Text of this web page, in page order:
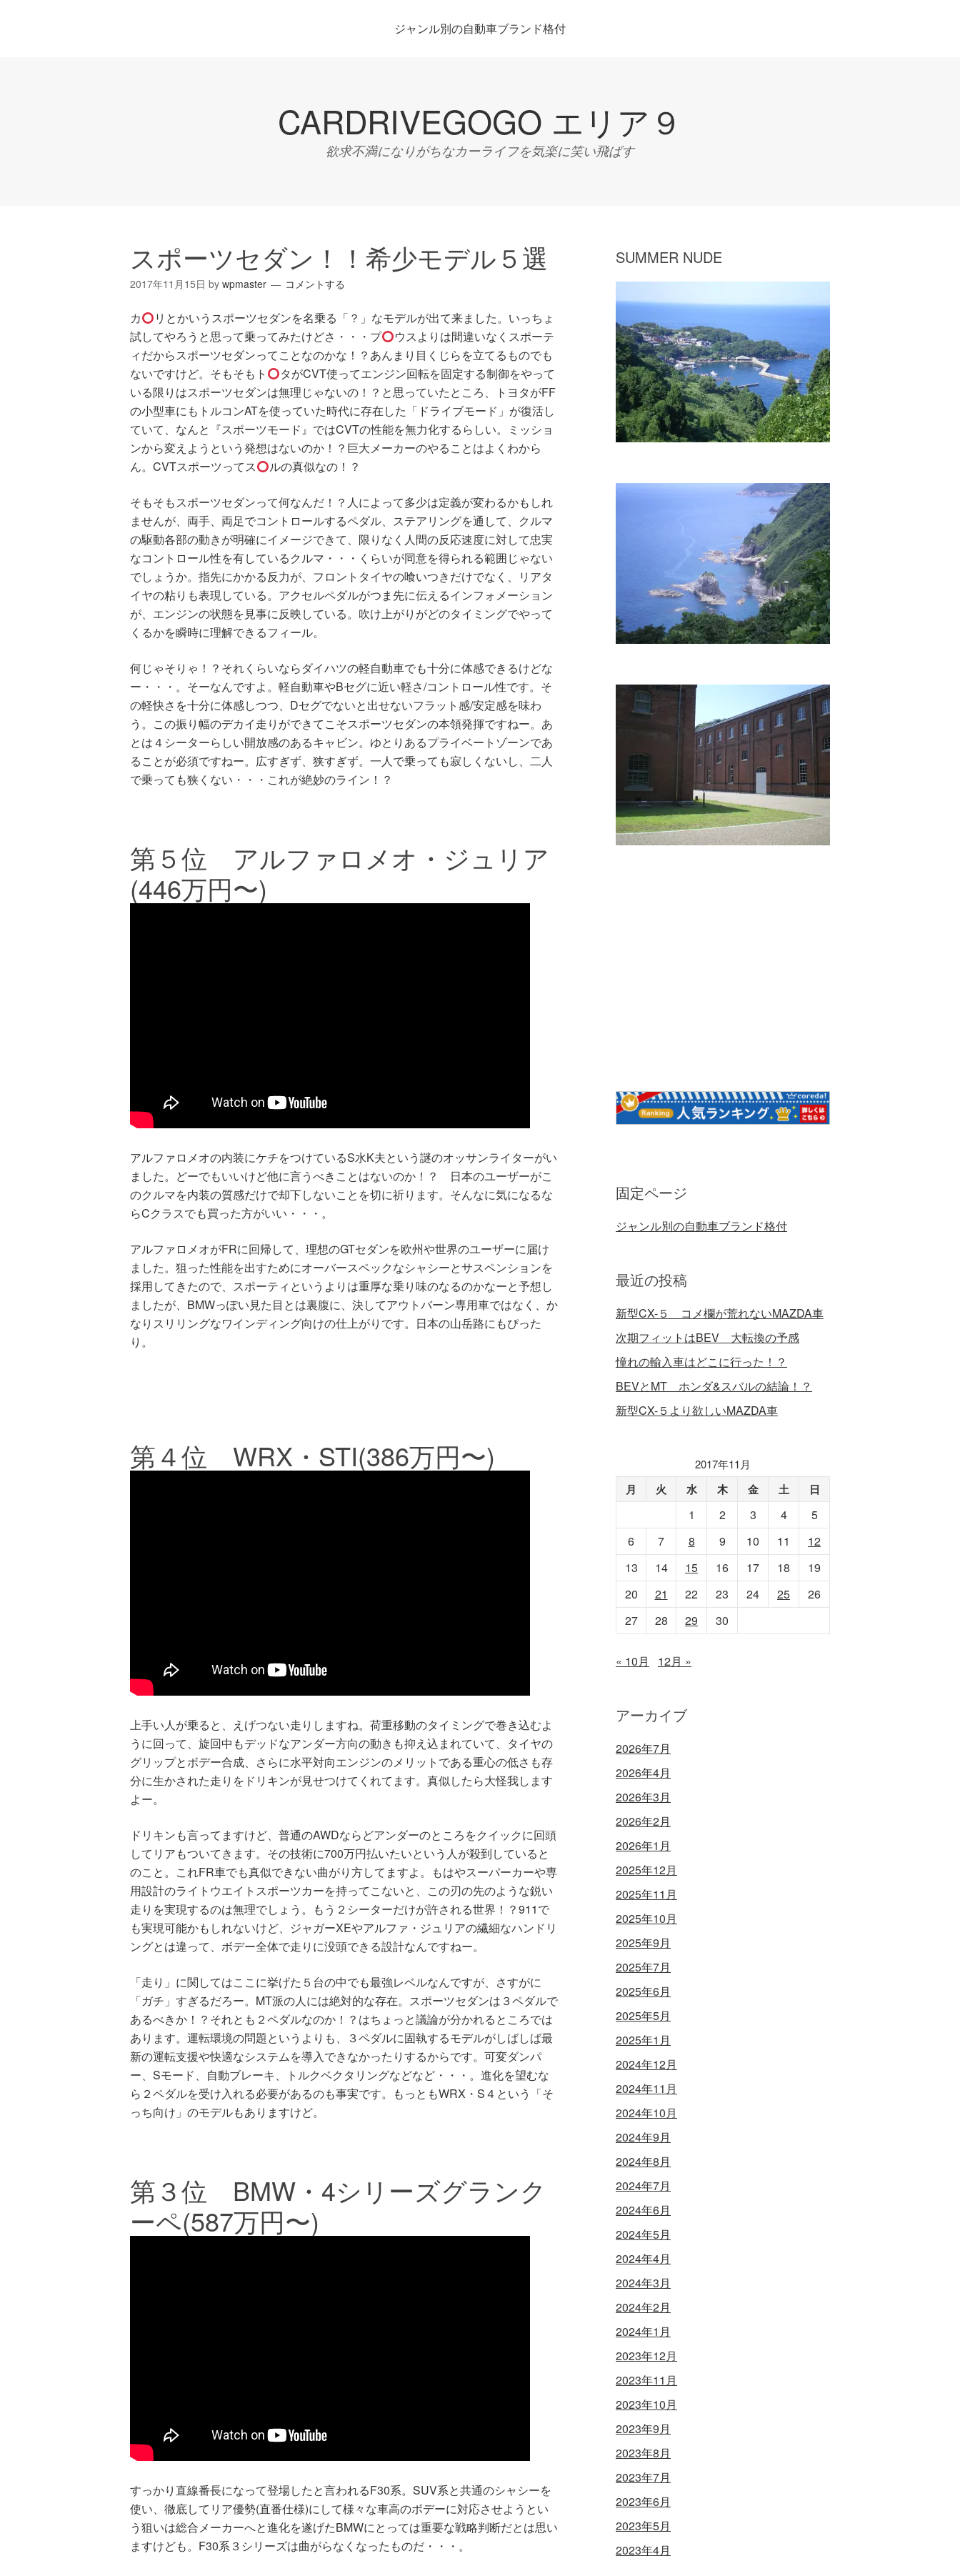
ジャンル別の自動車ブランド格付
CARDRIVEGOGO エリア９
欲求不満になりがちなカーライフを気楽に笑い飛ばす
スポーツセダン！！希少モデル５選
2017年11月15日 by wpmaster コメントする
カ
リとかいうスポーツセダンを名乗る「？」なモデルが出て来ました。いっちょ
試してやろうと思って乗ってみたけどさ・・・プ
ウスよりは間違いなくスポーテ
ィだからスポーツセダンってことなのかな！？あんまり目くじらを立てるものでも
ないですけど。そもそもト
タがCVT使ってエンジン回転を固定する制御をやって
いる限りはスポーツセダンは無理じゃないの！？と思っていたところ、トヨタがFF
の小型車にもトルコンATを使っていた時代に存在した「ドライブモード」が復活し
ていて、なんと『スポーツモード』ではCVTの性能を無力化するらしい。ミッショ
ンから変えようという発想はないのか！？巨大メーカーのやることはよくわから
ん。CVTスポーツってス
ルの真似なの！？
そもそもスポーツセダンって何なんだ！？人によって多少は定義が変わるかもしれ
ませんが、両手、両足でコントロールするペダル、ステアリングを通して、クルマ
の駆動各部の動きが明確にイメージできて、限りなく人間の反応速度に対して忠実
なコントロール性を有しているクルマ・・・くらいが同意を得られる範囲じゃない
でしょうか。指先にかかる反力が、フロントタイヤの喰いつきだけでなく、リアタ
イヤの粘りも表現している。アクセルペダルがつま先に伝えるインフォメーション
が、エンジンの状態を見事に反映している。吹け上がりがどのタイミングでやって
くるかを瞬時に理解できるフィール。
何じゃそりゃ！？それくらいならダイハツの軽自動車でも十分に体感できるけどな
ー・・・。そーなんですよ。軽自動車やBセグに近い軽さ/コントロール性です。そ
の軽快さを十分に体感しつつ、Dセグでないと出せないフラット感/安定感を味わ
う。この振り幅のデカイ走りができてこそスポーツセダンの本領発揮ですねー。あ
とは４シーターらしい開放感のあるキャビン。ゆとりあるプライベートゾーンであ
ることが必須ですねー。広すぎず、狭すぎず。一人で乗っても寂しくないし、二人
で乗っても狭くない・・・これが絶妙のライン！？
第５位 アルファロメオ・ジュリア
(446万円〜)
アルファロメオの内装にケチをつけているS水K夫という謎のオッサンライターがい
ました。どーでもいいけど他に言うべきことはないのか！？ 日本のユーザーがこ
のクルマを内装の質感だけで却下しないことを切に祈ります。そんなに気になるな
らCクラスでも買った方がいい・・・。
アルファロメオがFRに回帰して、理想のGTセダンを欧州や世界のユーザーに届け
ました。狙った性能を出すためにオーバースペックなシャシーとサスペンションを
採用してきたので、スポーティというよりは重厚な乗り味のなるのかなーと予想し
ましたが、BMWっぽい見た目とは裏腹に、決してアウトバーン専用車ではなく、か
なりスリリングなワインディング向けの仕上がりです。日本の山岳路にもぴった
り。
第４位 WRX・STI(386万円〜)
上手い人が乗ると、えげつない走りしますね。荷重移動のタイミングで巻き込むよ
うに回って、旋回中もデッドなアンダー方向の動きも抑え込まれていて、タイヤの
グリップとボデー合成、さらに水平対向エンジンのメリットである重心の低さも存
分に生かされた走りをドリキンが見せつけてくれてます。真似したら大怪我します
よー。
ドリキンも言ってますけど、普通のAWDならどアンダーのところをクイックに回頭
してリアもついてきます。その技術に700万円払いたいという人が殺到していると
のこと。これFR車でも真似できない曲がり方してますよ。もはやスーパーカーや専
用設計のライトウエイトスポーツカーを持ってこないと、この刃の先のような鋭い
走りを実現するのは無理でしょう。もう２シーターだけが許される世界！？911で
も実現可能かもしれないけど、ジャガーXEやアルファ・ジュリアの繊細なハンドリ
ングとは違って、ボデー全体で走りに没頭できる設計なんですねー。
「走り」に関してはここに挙げた５台の中でも最強レベルなんですが、さすがに
「ガチ」すぎるだろー。MT派の人には絶対的な存在。スポーツセダンは３ペダルで
あるべきか！？それとも２ペダルなのか！？はちょっと議論が分かれるところでは
あります。運転環境の問題というよりも、３ペダルに固執するモデルがしばしば最
新の運転支援や快適なシステムを導入できなかったりするからです。可変ダンパ
ー、Sモード、自動ブレーキ、トルクベクタリングなどなど・・・。進化を望むな
ら２ペダルを受け入れる必要があるのも事実です。もっともWRX・S４という「そ
っち向け」のモデルもありますけど。
第３位 BMW・4シリーズグランク
ーペ(587万円〜)
すっかり直線番長になって登場したと言われるF30系。SUV系と共通のシャシーを
使い、徹底してリア優勢(直番仕様)にして様々な車高のボデーに対応させようとい
う狙いは総合メーカーへと進化を遂げたBMWにとっては重要な戦略判断だとは思い
ますけども。F30系３シリーズは曲がらなくなったものだ・・・。
SUMMER NUDE
固定ページ
ジャンル別の自動車ブランド格付
最近の投稿
新型CX-５ コメ欄が荒れないMAZDA車
次期フィットはBEV 大転換の予感
憧れの輸入車はどこに行った！？
BEVとMT ホンダ&スバルの結論！？
新型CX-５より欲しいMAZDA車
2017年11月
月 火 水 木 金 土 日
1 2 3 4
5
6
7 8 9 10 11
12
13
14 15 16 17 18
19
20
21 22 23 24 25
26
27
28 29 30
« 10月 12月 »
アーカイブ
2026年7月
2026年4月
2026年3月
2026年2月
2026年1月
2025年12月
2025年11月
2025年10月
2025年9月
2025年7月
2025年6月
2025年5月
2025年1月
2024年12月
2024年11月
2024年10月
2024年9月
2024年8月
2024年7月
2024年6月
2024年5月
2024年4月
2024年3月
2024年2月
2024年1月
2023年12月
2023年11月
2023年10月
2023年9月
2023年8月
2023年7月
2023年6月
2023年5月
2023年4月